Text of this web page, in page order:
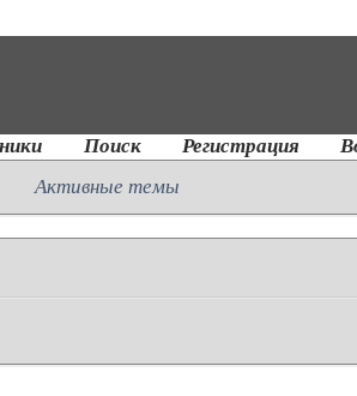
Поиск Регистрация
Активные темы